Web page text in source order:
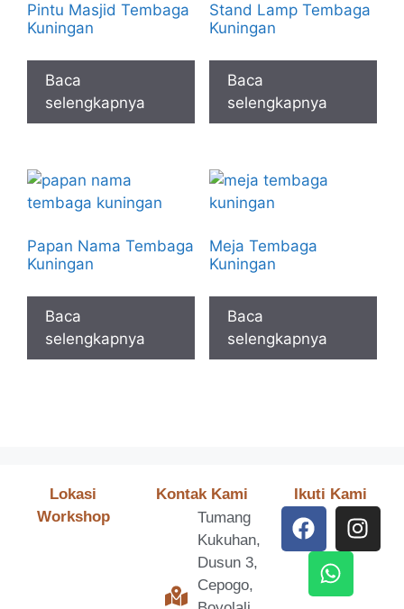
Pintu Masjid Tembaga
Kuningan
Baca
selengkapnya
Stand Lamp Tembaga
Kuningan
Baca
selengkapnya
Papan Nama Tembaga
Kuningan
Baca
selengkapnya
Meja Tembaga
Kuningan
Baca
selengkapnya
Lokasi
Workshop
Kontak Kami
Tumang
Kukuhan,
Dusun 3,
Cepogo,
Ikuti Kami